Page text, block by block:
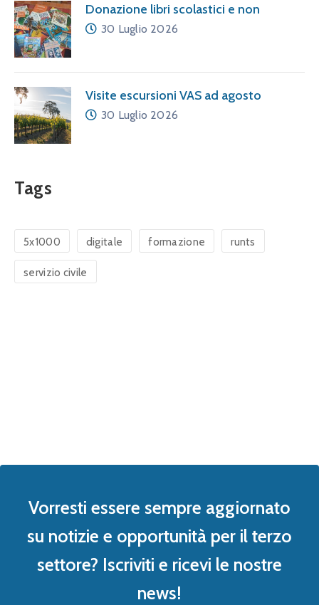
Donazione libri scolastici e non
30 Luglio 2026
Visite escursioni VAS ad agosto
30 Luglio 2026
Tags
5x1000 digitale formazione runts
servizio civile
Vorresti essere sempre aggiornato
su notizie e opportunità per il terzo
settore? Iscriviti e ricevi le nostre
news!